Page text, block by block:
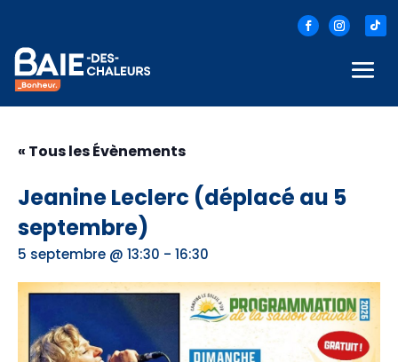
« Tous les Évènements
Jeanine Leclerc (déplacé au 5
septembre)
5 septembre @ 13:30 - 16:30